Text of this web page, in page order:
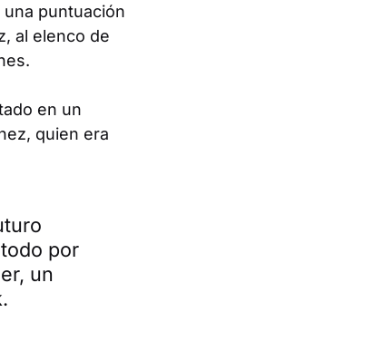
puntuación
al elenco de
en un
quien era
por
un